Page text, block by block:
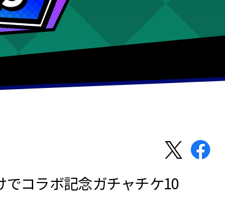
でコラボ記念ガチャチケ10